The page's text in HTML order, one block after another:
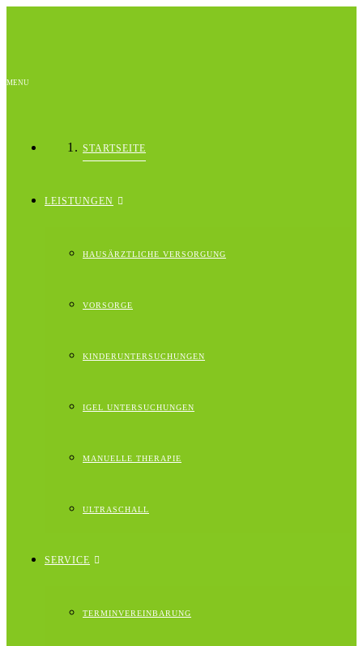
MENU
STARTSEITE
LEISTUNGEN
HAUSÄRZTLICHE VERSORGUNG
VORSORGE
KINDERUNTERSUCHUNGEN
IGEL UNTERSUCHUNGEN
MANUELLE THERAPIE
ULTRASCHALL
SERVICE
TERMINVEREINBARUNG